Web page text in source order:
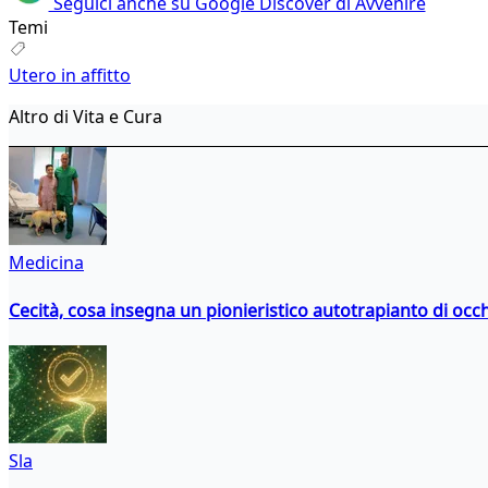
Temi
Utero in affitto
Altro di Vita e Cura
Medicina
Cecità, cosa insegna un pionieristico autotrapianto di
Sla